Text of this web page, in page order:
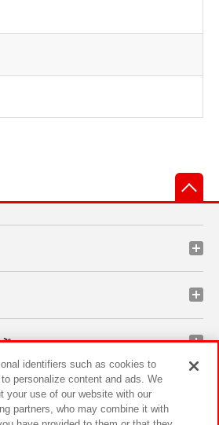
ン
identifiers such as cookies to
personalize content and ads. We
your use of our website with our
partners, who may combine it with